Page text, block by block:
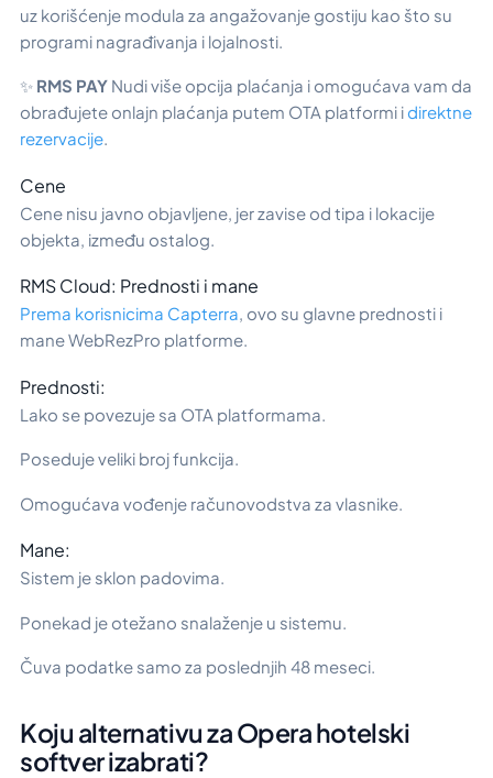
uz korišćenje modula za angažovanje gostiju kao što su
programi nagrađivanja i lojalnosti.
✨ RMS PAY Nudi više opcija plaćanja i omogućava vam da
obrađujete onlajn plaćanja putem OTA platformi idirektne
rezervacije.
Cene
Cene nisu javno objavljene, jer zavise od tipa i lokacije
objekta, između ostalog.
RMS Cloud: Prednosti i mane
Prema korisnicima Capterra, ovo su glavne prednosti i
mane WebRezPro platforme.
Prednosti:
Lako se povezuje sa OTA platformama.
Poseduje veliki broj funkcija.
Omogućava vođenje računovodstva za vlasnike.
Mane:
Sistem je sklon padovima.
Ponekad je otežano snalaženje u sistemu.
Čuva podatke samo za poslednjih 48 meseci.
Koju alternativu za Opera hotelski
softver izabrati?